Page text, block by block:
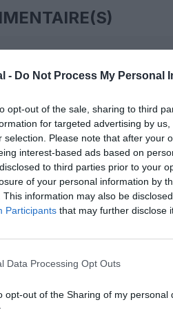
- Do Not Process My Personal
opt-out of the sale, sharing to third
for targeted advertising by
selection. Please note that after your
interest-based ads based on
to third parties prior to your
of your personal information by
This information may also be
Participants that may further disclose
Data Processing Opt Outs
opt-out of the Sharing of my personal
24 novembre 2014
A3330-300.
qu’un 787…
annoncés étaient de
rapport à l’A330.
point du B787 ne s’avèrent pas à
un + au niveau consommation
plus éco.
soit perdant au détriment